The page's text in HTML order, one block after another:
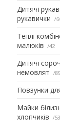
Дитячі
рукавички
Теплі
малюків
42
Дитячі
немовлят
89
Повзунки
Майки
хлопчиків
53